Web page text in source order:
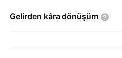
Gelirden kâra dönüşüm